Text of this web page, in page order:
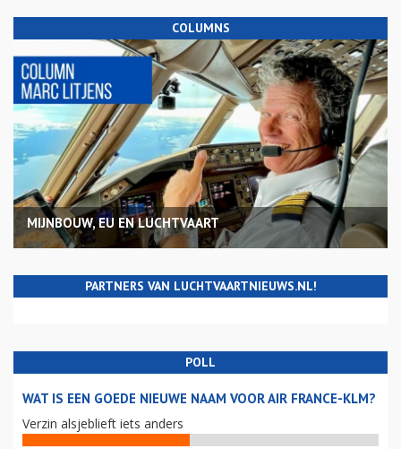
COLUMNS
MIJNBOUW, EU EN LUCHTVAART
PARTNERS VAN LUCHTVAARTNIEUWS.NL!
POLL
WAT IS EEN GOEDE NIEUWE NAAM VOOR AIR FRANCE-KLM?
Verzin alsjeblieft iets anders